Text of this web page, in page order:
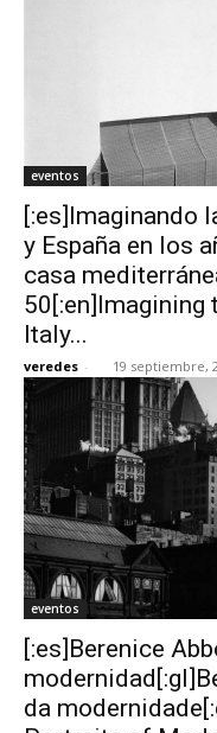
eventos
[:es]Imaginando
y España en los
casa
50[:en]Imagining
Italy...
veredes - 19 septiembre,
eventos
[:es]Berenice
da